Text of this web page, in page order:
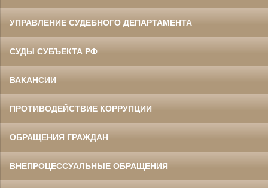
УПРАВЛЕНИЕ СУДЕБНОГО ДЕПАРТАМЕНТА
СУДЫ СУБЪЕКТА РФ
ВАКАНСИИ
ПРОТИВОДЕЙСТВИЕ КОРРУПЦИИ
ОБРАЩЕНИЯ ГРАЖДАН
ВНЕПРОЦЕССУАЛЬНЫЕ ОБРАЩЕНИЯ